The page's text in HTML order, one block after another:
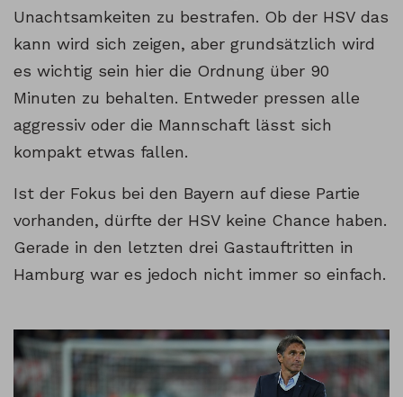
Unachtsamkeiten zu bestrafen. Ob der HSV das
kann wird sich zeigen, aber grundsätzlich wird
es wichtig sein hier die Ordnung über 90
Minuten zu behalten. Entweder pressen alle
aggressiv oder die Mannschaft lässt sich
kompakt etwas fallen.
Ist der Fokus bei den Bayern auf diese Partie
vorhanden, dürfte der HSV keine Chance haben.
Gerade in den letzten drei Gastauftritten in
Hamburg war es jedoch nicht immer so einfach.